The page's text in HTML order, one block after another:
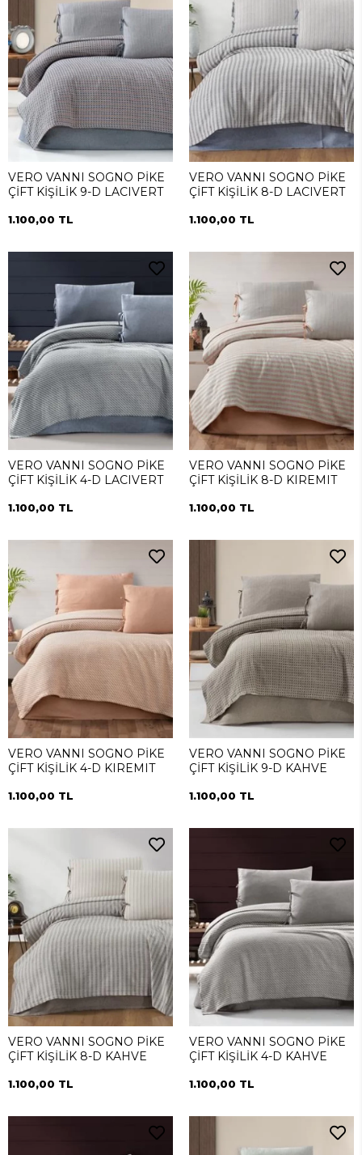
VERO VANNI SOGNO PİKE
ÇİFT KİŞİLİK 9-D LACIVERT
1.100,00 TL
VERO VANNI SOGNO PİKE
ÇİFT KİŞİLİK 8-D LACIVERT
1.100,00 TL
VERO VANNI SOGNO PİKE
ÇİFT KİŞİLİK 4-D LACIVERT
1.100,00 TL
VERO VANNI SOGNO PİKE
ÇİFT KİŞİLİK 8-D KIREMIT
1.100,00 TL
VERO VANNI SOGNO PİKE
ÇİFT KİŞİLİK 4-D KIREMIT
1.100,00 TL
VERO VANNI SOGNO PİKE
ÇİFT KİŞİLİK 9-D KAHVE
1.100,00 TL
VERO VANNI SOGNO PİKE
ÇİFT KİŞİLİK 8-D KAHVE
1.100,00 TL
VERO VANNI SOGNO PİKE
ÇİFT KİŞİLİK 4-D KAHVE
1.100,00 TL